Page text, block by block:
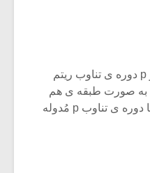
صادق باشد. کوچک ترین مقدار p دوره ی تناوب ریتم
به صورت طبقه ی هم
ارزی از تمامی توابع متناوب f با دوره ی تناوب p مُدوله